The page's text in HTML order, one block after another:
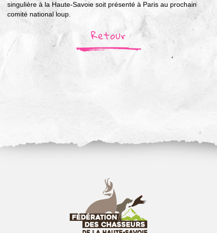
singulière à la Haute-Savoie soit présenté à Paris au prochain
comité national loup.
Retour